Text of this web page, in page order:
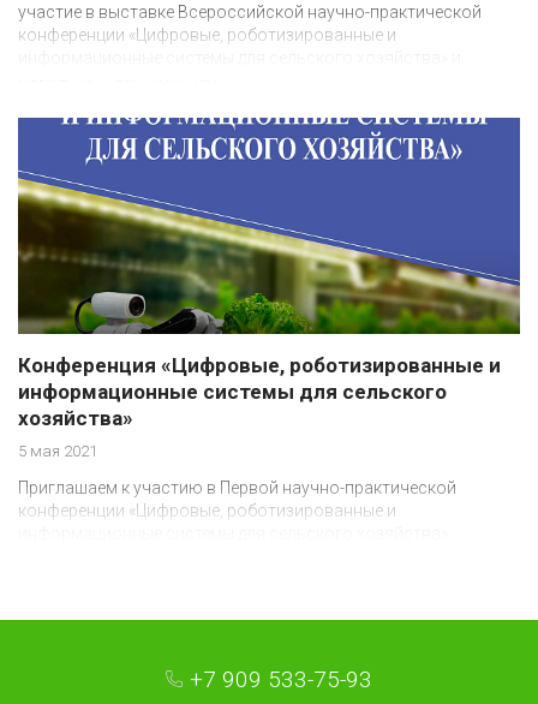
участие в выставке Всероссийской научно-практической
конференции «Цифровые, роботизированные и
Конференция «Цифровые, роботизированные и
информационные системы для сельского
хозяйства»
5 мая 2021
Приглашаем к участию в Первой научно-практической
конференции «Цифровые, роботизированные и
+7 909 533-75-93